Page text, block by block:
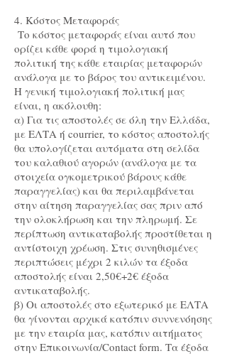
4. Κόστος Μεταφοράς
Το κόστος μεταφοράς είναι αυτό που
ορίζει κάθε φορά η τιμολογιακή
πολιτική της κάθε εταιρίας μεταφορών
ανάλογα με το βάρος του αντικειμένου.
Η γενική τιμολογιακή πολιτική μας
είναι, η ακόλουθη:
α) Για τις αποστολές σε όλη την Ελλάδα,
με ΕΛΤΑ ή courrier, το κόστος αποστολής
θα υπολογίζεται αυτόματα στη σελίδα
του καλαθιού αγορών (ανάλογα με τα
στοιχεία ογκομετρικού βάρους κάθε
παραγγελίας) και θα περιλαμβάνεται
στην αίτηση παραγγελίας σας πριν από
την ολοκλήρωση και την πληρωμή. Σε
περίπτωση αντικαταβολής προστίθεται η
αντίστοιχη χρέωση. Στις συνηθισμένες
περιπτώσεις μέχρι 2 κιλών τα έξοδα
αποστολής είναι 2,50€+2€ έξοδα
αντικαταβολής.
β) Οι αποστολές στο εξωτερικό με ΕΛΤΑ
θα γίνονται αρχικά κατόπιν συννενόησης
με την εταιρία μας, κατόπιν αιτήματος
στην Επικοινωνία/Contact form. Τα έξοδα